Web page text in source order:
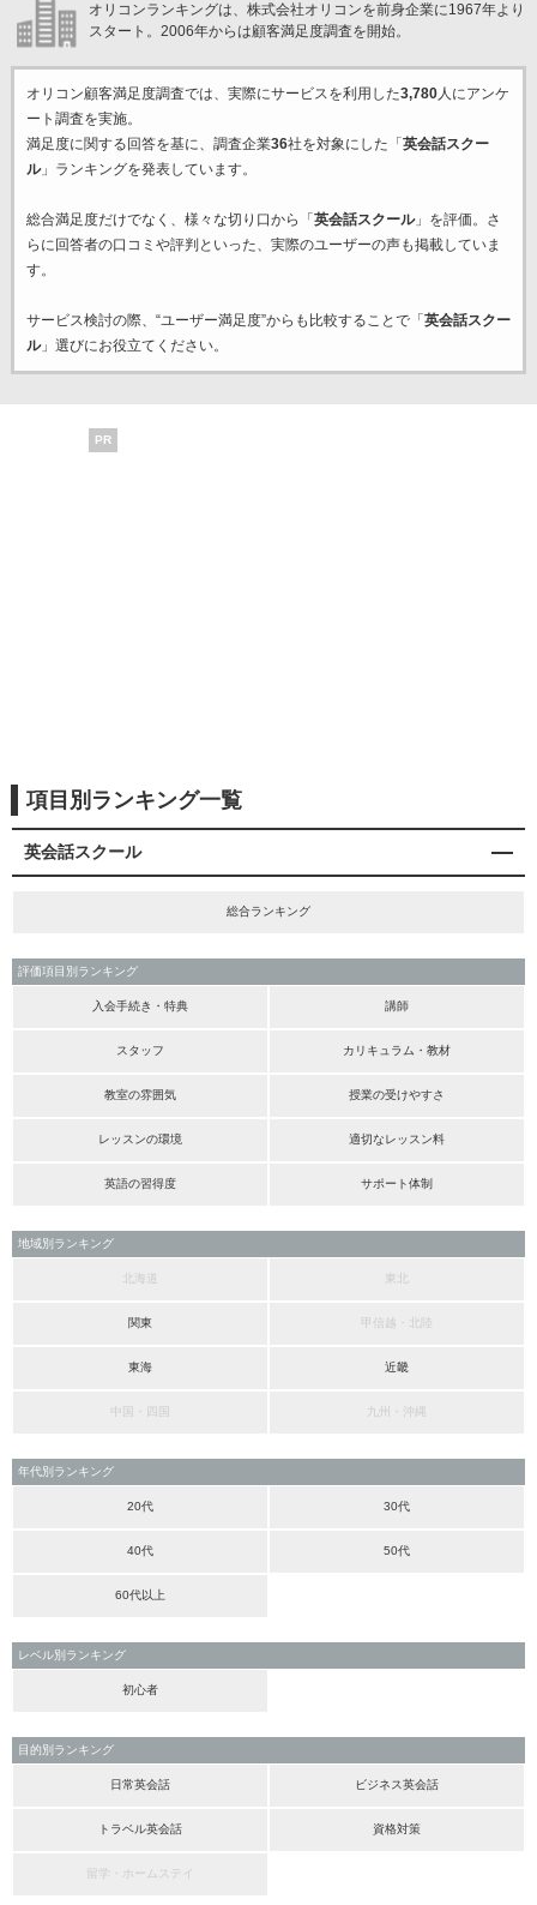
オリコンランキングは、株式会社オリコンを前身企業に1967年より
スタート。2006年からは顧客満足度調査を開始。
オリコン顧客満足度調査では、実際にサービスを利用した3,780人にアンケ
ート調査を実施。
満足度に関する回答を基に、調査企業36社を対象にした「 英会話スクー
ル」ランキングを発表しています。
総合満足度だけでなく、様々な切り口から「 英会話スクール」を評価。さ
らに回答者の口コミや評判といった、実際のユーザーの声も掲載していま
す。
サービス検討の際、“ユーザー満足度”からも比較することで「 英会話スクー
ル」選びにお役立てください。
PR
項目別ランキング一覧
英会話スクール
総合ランキング
評価項目別ランキング
入会手続き・特典 講師
スタッフ カリキュラム・教材
教室の雰囲気 授業の受けやすさ
レッスンの環境 適切なレッスン料
英語の習得度 サポート体制
地域別ランキング
北海道 東北
関東 甲信越・北陸
東海 近畿
中国・四国 九州・沖縄
年代別ランキング
20代 30代
40代 50代
60代以上
レベル別ランキング
初心者
目的別ランキング
日常英会話 ビジネス英会話
トラベル英会話 資格対策
留学・ホームステイ